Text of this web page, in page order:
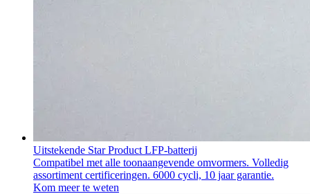
Uitstekende Star Product LFP-batterij
Compatibel met alle toonaangevende omvormers. Volledig
assortiment certificeringen. 6000 cycli, 10 jaar garantie.
Kom meer te weten